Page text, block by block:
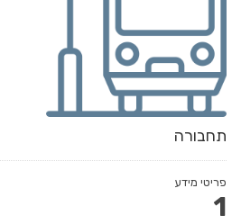
תחבורה
פריטי מידע
1